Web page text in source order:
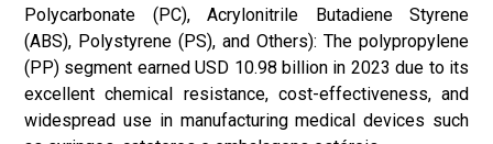
Polycarbonate (PC), Acrylonitrile Butadiene Styrene
(ABS), Polystyrene (PS), and Others): The polypropylene
(PP) segment earned USD 10.98 billion in 2023 due to its
excellent chemical resistance, cost-effectiveness, and
widespread use in manufacturing medical devices such